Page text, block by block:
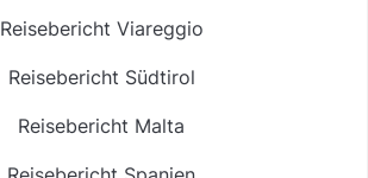
Reisebericht Viareggio
Reisebericht Südtirol
Reisebericht Malta